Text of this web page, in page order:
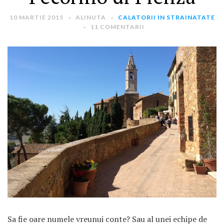
10 MARTIE 2015 ALINUTA
CALATORII IN STRAINATATE
11 COMENTARII
Sa fie oare numele vreunui conte? Sau al unei echipe de
ARTICOLE RECENTE
„Jurnalul Alinutei”
implineste azi 10 ani!
25 NOIEMBRIE 2024
„Let’s Talk About
Menopause” – dincolo de a
fi un subiect tabu
2 APRILIE 2024